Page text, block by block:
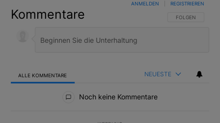
Kommentare FOLGE DIESER
FOLGEN
ANMELDEN REGISTRIEREN
ALLE KOMMENTARE NEUESTE
Noch keine Kommentare